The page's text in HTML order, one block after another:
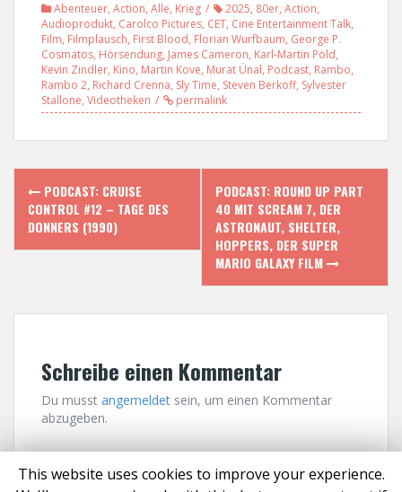
Abenteuer, Action, Alle, Krieg 2025, 80er, Action,
Audioprodukt, Carolco Pictures, CET, Cine Entertainment Talk,
Film, Filmplausch, First Blood, Florian Wurfbaum, George P.
Cosmatos, Hörsendung, James Cameron, Karl-Martin Pold,
Kevin Zindler, Kino, Martin Kove, Murat Ünal, Podcast, Rambo,
Rambo 2, Richard Crenna, Sly Time, Steven Berkoff, Sylvester
Stallone, Videotheken permalink
P
o
t
i
PODCAST: CRUISE
CONTROL #12 – TAGE DES
DONNERS (1990)
PODCAST: ROUND UP PART
40 MIT SCREAM 7, DER
ASTRONAUT, SHELTER,
HOPPERS, DER SUPER
MARIO GALAXY FILM
Schreibe einen Kommentar
Du musst angemeldet sein, um einen Kommentar
abzugeben.
This website uses cookies to improve your experience.